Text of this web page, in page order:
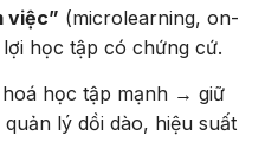
việc” (microlearning, on-
học tập có chứng cứ.
hoá học tập mạnh → giữ
lý dồi dào, hiệu suất